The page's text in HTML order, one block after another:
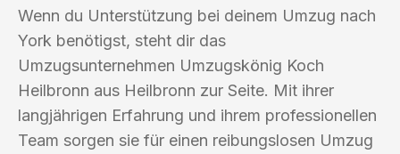
Wenn du Unterstützung bei deinem Umzug nach
York benötigst, steht dir das
Umzugsunternehmen Umzugskönig Koch
Heilbronn aus Heilbronn zur Seite. Mit ihrer
langjährigen Erfahrung und ihrem professionellen
Team sorgen sie für einen reibungslosen Umzug